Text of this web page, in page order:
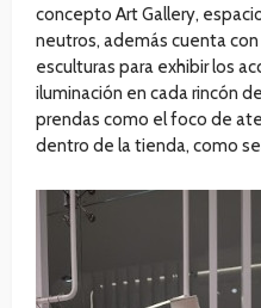
concepto Art Gallery,
neutros, además cuenta
esculturas para exhibir los
iluminación en cada rincón
prendas como el foco de
dentro de la tienda, como